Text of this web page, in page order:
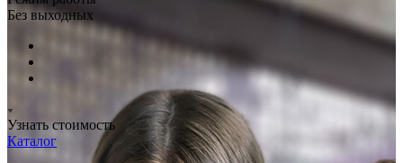
Без выходных
Узнать стоимость
Каталог